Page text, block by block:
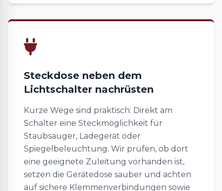
Steckdose neben dem
Lichtschalter nachrüsten
Kurze Wege sind praktisch: Direkt am
Schalter eine Steckmöglichkeit für
Staubsauger, Ladegerät oder
Spiegelbeleuchtung. Wir prüfen, ob dort
eine geeignete Zuleitung vorhanden ist,
setzen die Gerätedose sauber und achten
auf sichere Klemmenverbindungen sowie